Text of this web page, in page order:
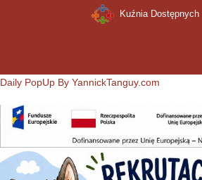
Kuźnia Dostępnych
Daily PopUp By YannickTanguy.com